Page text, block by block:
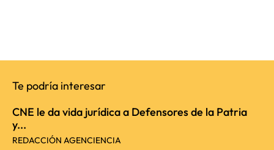
Te podría interesar
CNE le da vida jurídica a Defensores de la Patria
y...
REDACCIÓN AGENCIENCIA